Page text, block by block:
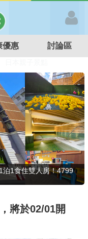
優惠 討論區
溫泉泡湯SPA
泊1食住雙人房！4799
將於02/01開